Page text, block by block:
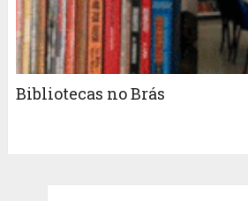
Bibliotecas no Brás